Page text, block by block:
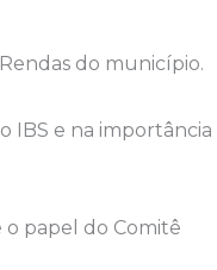
do município.
IBS e na importância
o papel do Comitê